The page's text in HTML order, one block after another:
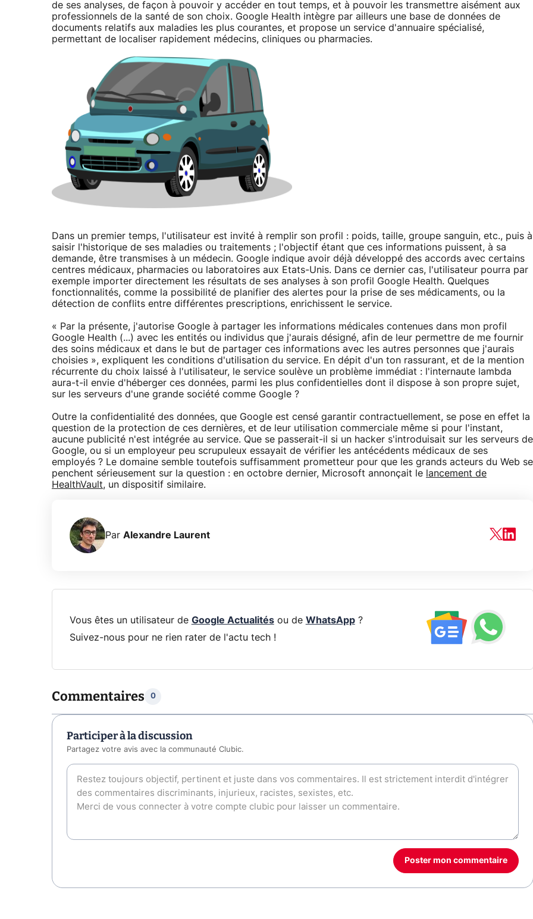
de ses analyses, de façon à pouvoir y accéder en tout temps, et à pouvoir les transmettre aisément aux
professionnels de la santé de son choix. Google Health intègre par ailleurs une base de données de
documents relatifs aux maladies les plus courantes, et propose un service d'annuaire spécialisé,
permettant de localiser rapidement médecins, cliniques ou pharmacies.
Dans un premier temps, l'utilisateur est invité à remplir son profil : poids, taille, groupe sanguin, etc., puis à
saisir l'historique de ses maladies ou traitements ; l'objectif étant que ces informations puissent, à sa
demande, être transmises à un médecin. Google indique avoir déjà développé des accords avec certains
centres médicaux, pharmacies ou laboratoires aux Etats-Unis. Dans ce dernier cas, l'utilisateur pourra par
exemple importer directement les résultats de ses analyses à son profil Google Health. Quelques
fonctionnalités, comme la possibilité de planifier des alertes pour la prise de ses médicaments, ou la
détection de conflits entre différentes prescriptions, enrichissent le service.
« Par la présente, j'autorise Google à partager les informations médicales contenues dans mon profil
Google Health (...) avec les entités ou individus que j'aurais désigné, afin de leur permettre de me fournir
des soins médicaux et dans le but de partager ces informations avec les autres personnes que j'aurais
choisies », expliquent les conditions d'utilisation du service. En dépit d'un ton rassurant, et de la mention
récurrente du choix laissé à l'utilisateur, le service soulève un problème immédiat : l'internaute lambda
aura-t-il envie d'héberger ces données, parmi les plus confidentielles dont il dispose à son propre sujet,
sur les serveurs d'une grande société comme Google ?
Outre la confidentialité des données, que Google est censé garantir contractuellement, se pose en effet la
question de la protection de ces dernières, et de leur utilisation commerciale même si pour l'instant,
aucune publicité n'est intégrée au service. Que se passerait-il si un hacker s'introduisait sur les serveurs de
Google, ou si un employeur peu scrupuleux essayait de vérifier les antécédents médicaux de ses
employés ? Le domaine semble toutefois suffisamment prometteur pour que les grands acteurs du Web se
penchent sérieusement sur la question : en octobre dernier, Microsoft annonçait le lancement de
HealthVault, un dispositif similaire.
Par Alexandre Laurent
Vous êtes un utilisateur de Google Actualitésou de WhatsApp?
Suivez-nous pour ne rien rater de l'actu tech !
Commentaires 0
Participer à la discussion
Partagez votre avis avec la communauté Clubic.
Poster mon commentaire